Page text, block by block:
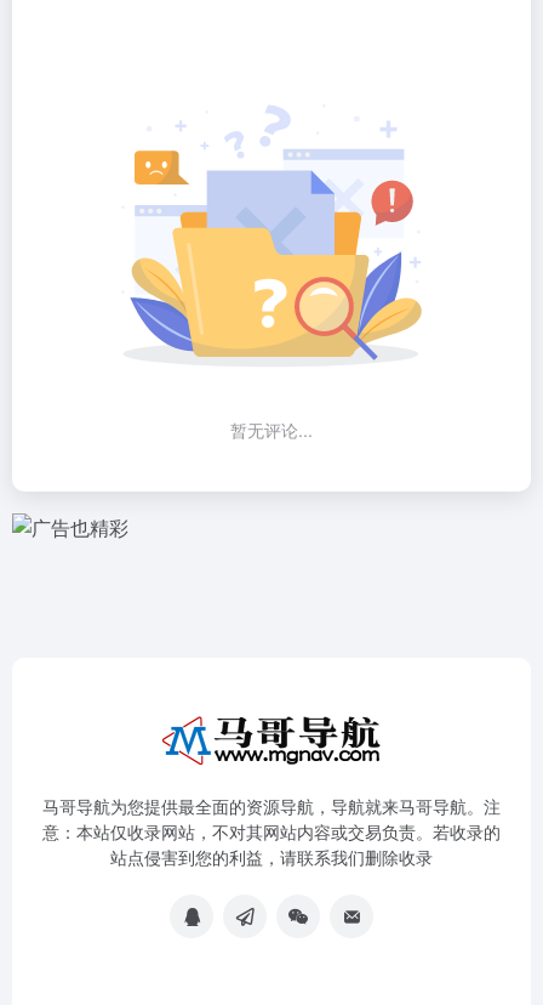
暂无评论...
马哥导航为您提供最全面的资源导航，导航就来马哥导航。注
意：本站仅收录网站，不对其网站内容或交易负责。若收录的
站点侵害到您的利益，请联系我们删除收录